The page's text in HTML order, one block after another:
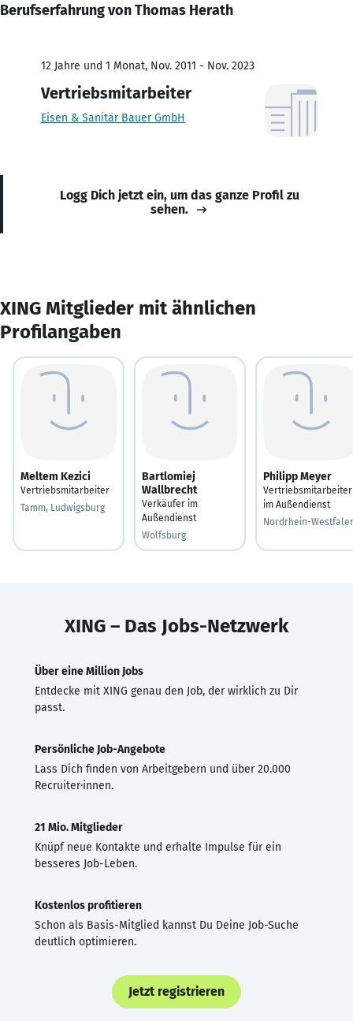
Berufserfahrung von Thomas Herath
12 Jahre und 1 Monat, Nov. 2011 - Nov. 2023
Vertriebsmitarbeiter
Eisen & Sanitär Bauer GmbH
Logg Dich jetzt ein, um das ganze Profil zu
sehen.
XING Mitglieder mit ähnlichen
Profilangaben
Meltem Kezici
Vertriebsmitarbeiter
Tamm, Ludwigsburg
Bartlomiej
Wallbrecht
Verkäufer im
Außendienst
Wolfsburg
Philipp Meyer
Vertriebsmitarbeiter
im Außendienst
Nordrhein-
XING – Das Jobs-Netzwerk
Über eine Million Jobs
Entdecke mit XING genau den Job, der wirklich zu Dir
passt.
Persönliche Job-Angebote
Lass Dich finden von Arbeitgebern und über 20.000
Recruiter·innen.
21 Mio. Mitglieder
Knüpf neue Kontakte und erhalte Impulse für ein
besseres Job-Leben.
Kostenlos profitieren
Schon als Basis-Mitglied kannst Du Deine Job-Suche
deutlich optimieren.
Jetzt registrieren